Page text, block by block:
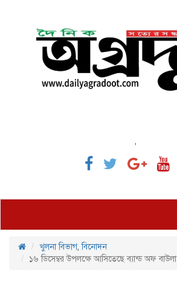
,
খুলনা বিভাগ,বিনোদন
১৬ ডিসেম্বর উপলক্ষে আসিতেছে ব্যান্ড অফ বাউলা